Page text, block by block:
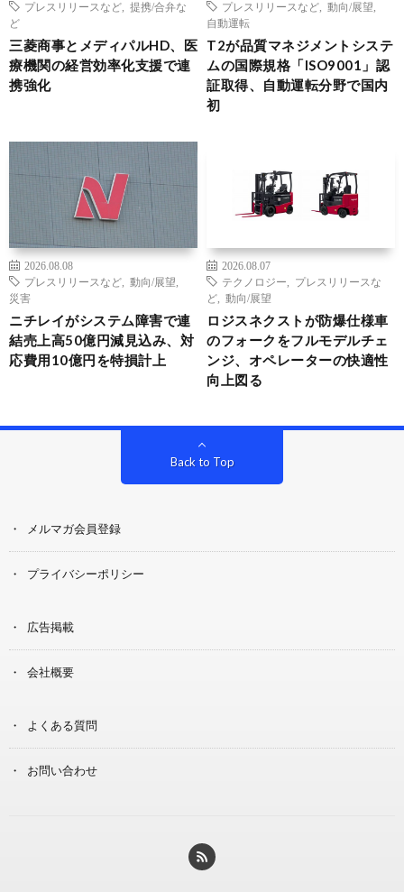
プレスリリースなど
提携/合弁な
ど
三菱商事とメディパルHD、医
療機関の経営効率化支援で連
携強化
プレスリリースなど
動向/展望
自動運転
T2が品質マネジメントシステ
ムの国際規格「ISO9001」認
証取得、自動運転分野で国内
初
2026.08.08
プレスリリースなど
動向/展望
災害
ニチレイがシステム障害で連
結売上高50億円減見込み、対
応費用10億円を特損計上
2026.08.07
テクノロジー
プレスリリースな
ど
動向/展望
ロジスネクストが防爆仕様車
のフォークをフルモデルチェ
ンジ、オペレーターの快適性
向上図る
Back to Top
メルマガ会員登録
プライバシーポリシー
広告掲載
会社概要
よくある質問
お問い合わせ